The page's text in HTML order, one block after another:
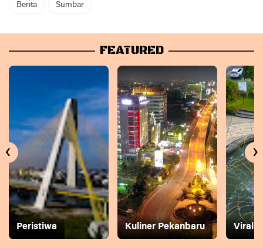
Berita Sumbar
FEATURED
Peristiwa Kuliner Pekanbaru Viral
‹ ›